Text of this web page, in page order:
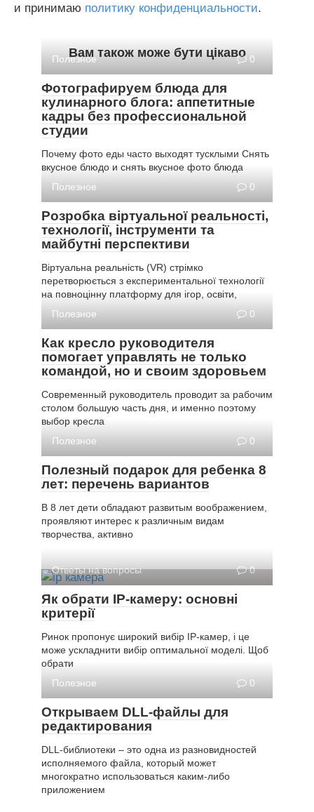
и принимаю политику конфиденциальности.
Вам також може бути цікаво
Полезное 0
Фотографируем блюда для
кулинарного блога: аппетитные
кадры без профессиональной
студии
Почему фото еды часто выходят тусклыми Снять
вкусное блюдо и снять вкусное фото блюда
Полезное
0
Розробка віртуальної реальності,
технології, інструменти та
майбутні перспективи
Віртуальна реальність (VR) стрімко
перетворюється з експериментальної технології
на повноцінну платформу для ігор, освіти,
Полезное
0
Как кресло руководителя
помогает управлять не только
командой, но и своим здоровьем
Современный руководитель проводит за рабочим
столом большую часть дня, и именно поэтому
выбор кресла
Полезное
0
Полезный подарок для ребенка 8
лет: перечень вариантов
В 8 лет дети обладают развитым воображением,
проявляют интерес к различным видам
творчества, активно
Ответы на вопросы 0
Як обрати IP-камеру: основні
критерії
Ринок пропонує широкий вибір IP-камер, і це
може ускладнити вибір оптимальної моделі. Щоб
обрати
Полезное
0
Открываем DLL-файлы для
редактирования
DLL-библиотеки – это одна из разновидностей
исполняемого файла, который может
многократно использоваться каким-либо
приложением